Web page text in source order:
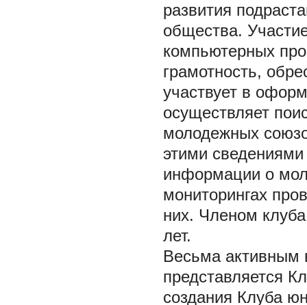
развития
общества.
компьютерных
грамотность,
участвует в
осуществляет
молодежных
этими
информации о
мониторингах
них. Членом
лет.
Весьма активным
представляется
создания Клуба